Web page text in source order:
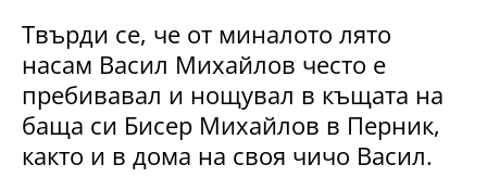
Твърди се, че от миналото лято
насам Васил Михайлов често е
пребивавал и нощувал в къщата на
баща си Бисер Михайлов в Перник,
както и в дома на своя чичо Васил.